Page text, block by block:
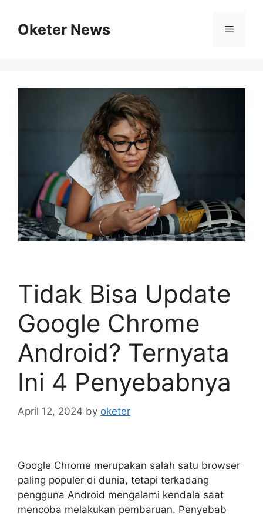
contentOketer News Menu
Tidak Bisa Update
Google Chrome
Android? Ternyata
Ini 4 Penyebabnya
April 12, 2024 by oketer
Google Chrome merupakan salah satu browser
paling populer di dunia, tetapi terkadang
pengguna Android mengalami kendala saat
mencoba melakukan pembaruan. Penyebab